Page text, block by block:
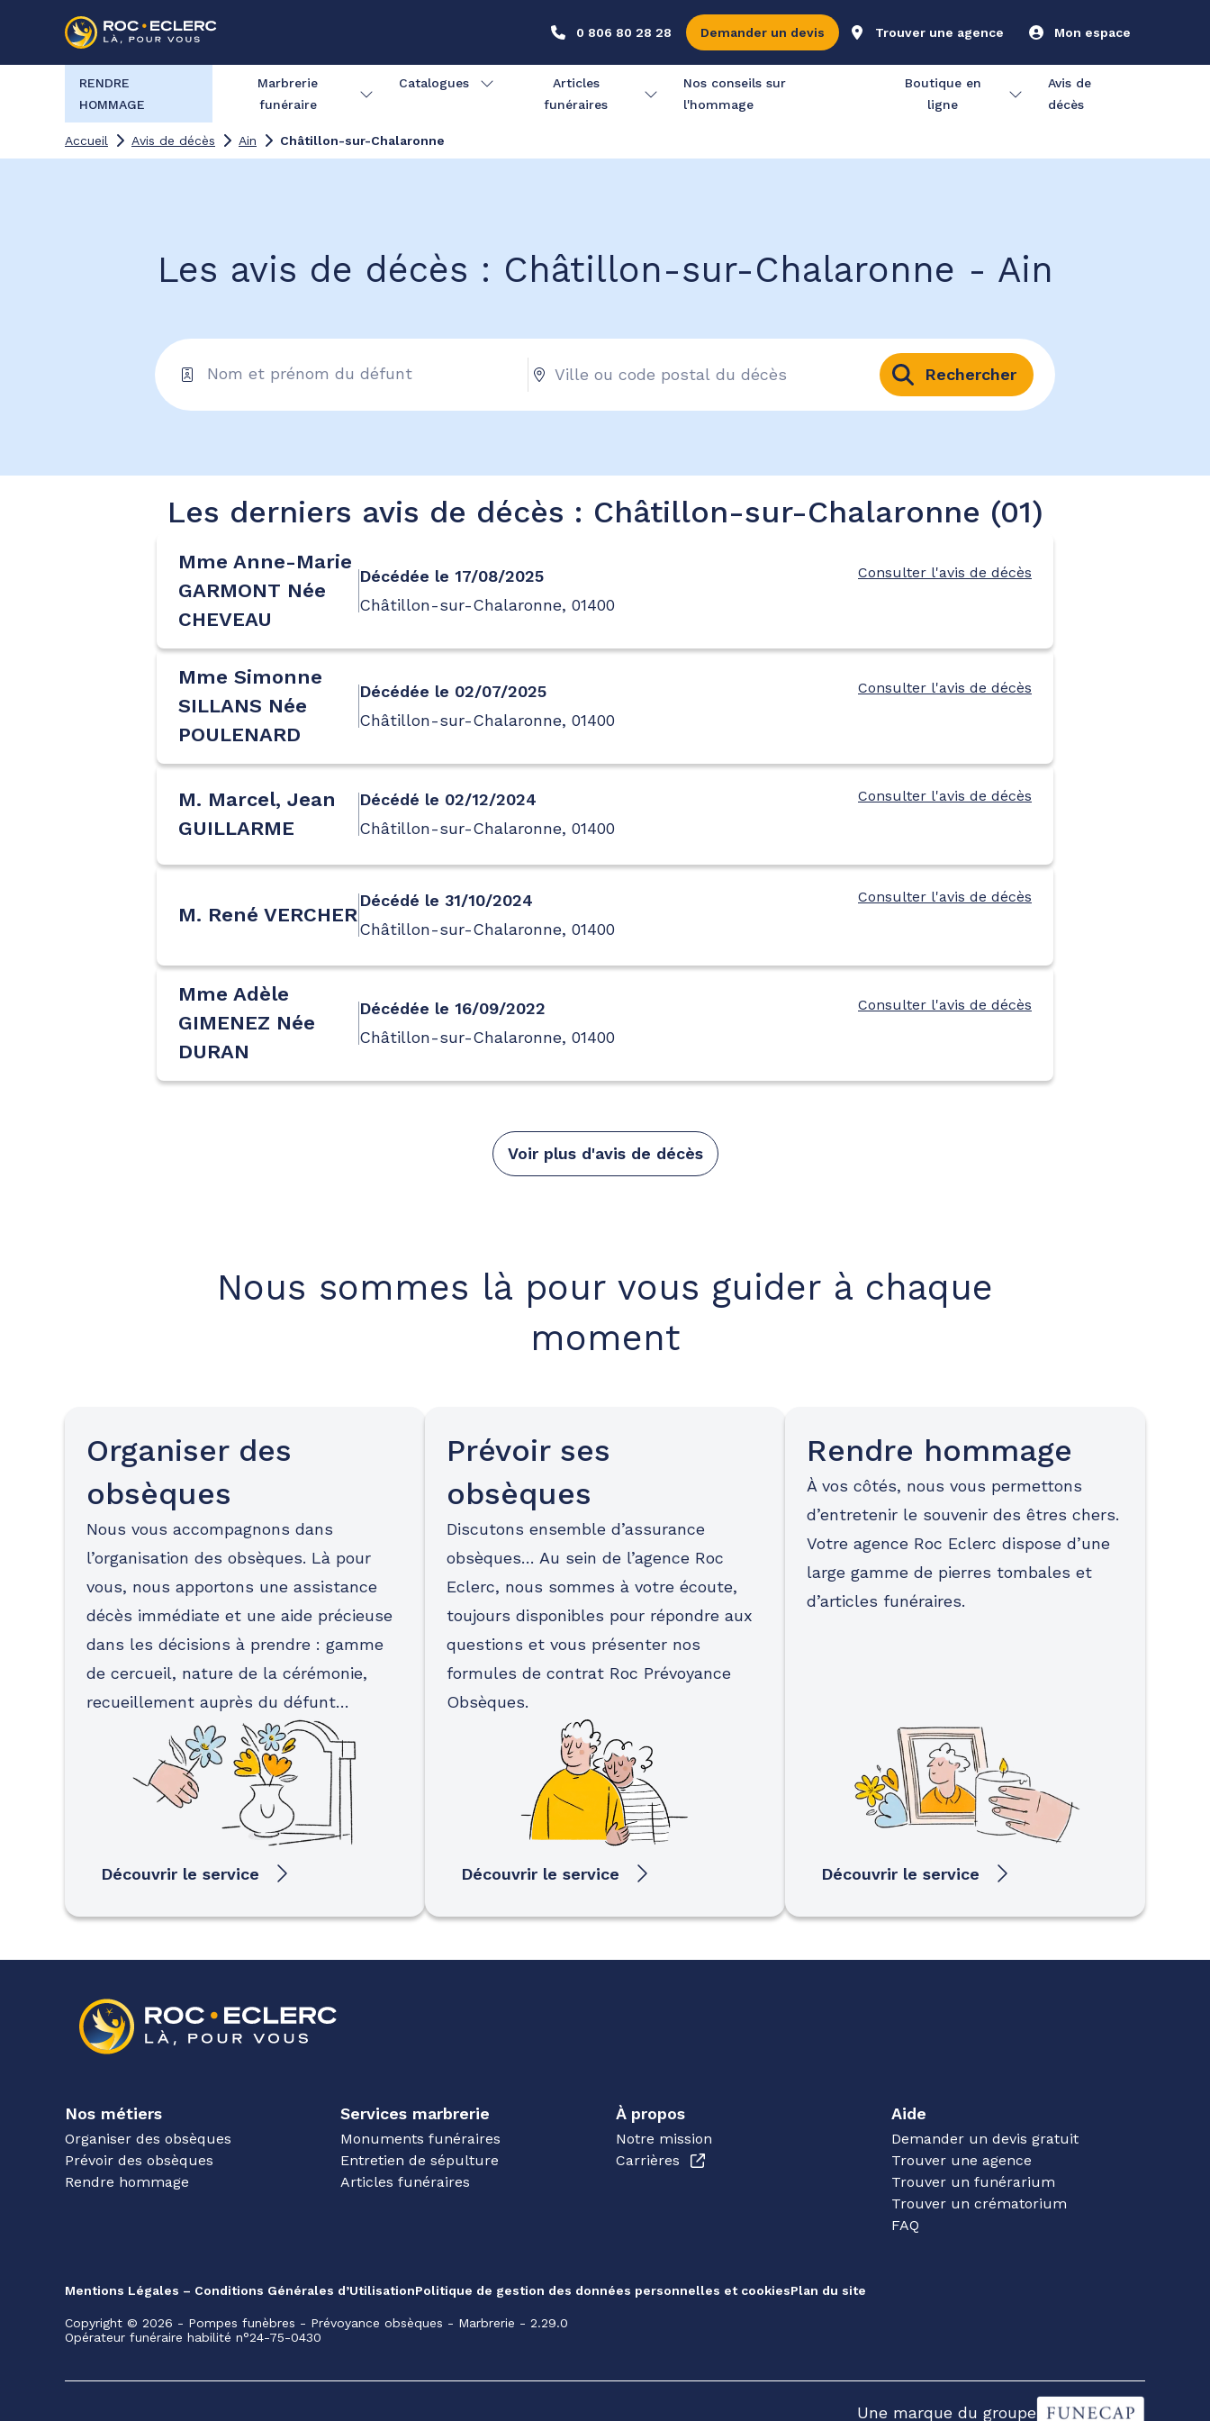
0 806 80 28 28 Demander un devis Trouver une agence Mon espace
RENDRE
HOMMAGE
Marbrerie
funéraire
Catalogues
Articles
funéraires
Nos conseils sur
l'hommage
Boutique en
ligne
Avis de
décès
Accueil Avis de décès Ain Châtillon-sur-Chalaronne
Les avis de décès : Châtillon-sur-Chalaronne - Ain
Rechercher
Les derniers avis de décès : Châtillon-sur-Chalaronne (01)
Mme Anne-Marie
GARMONT Née
CHEVEAU
Décédée le 17/08/2025
Châtillon-sur-Chalaronne, 01400
Consulter l'avis de décès
Mme Simonne
SILLANS Née
POULENARD
Décédée le 02/07/2025
Châtillon-sur-Chalaronne, 01400
Consulter l'avis de décès
M. Marcel, Jean
GUILLARME
Décédé le 02/12/2024
Châtillon-sur-Chalaronne, 01400
Consulter l'avis de décès
M. René VERCHER
Décédé le 31/10/2024
Châtillon-sur-Chalaronne, 01400
Consulter l'avis de décès
Mme Adèle
GIMENEZ Née
DURAN
Décédée le 16/09/2022
Châtillon-sur-Chalaronne, 01400
Consulter l'avis de décès
Voir plus d'avis de décès
Nous sommes là pour vous guider à chaque
moment
Organiser des
obsèques
Nous vous accompagnons dans
l’organisation des obsèques. Là pour
vous, nous apportons une assistance
décès immédiate et une aide précieuse
dans les décisions à prendre : gamme
de cercueil, nature de la cérémonie,
recueillement auprès du défunt…
Découvrir le service
Prévoir ses
obsèques
Discutons ensemble d’assurance
obsèques… Au sein de l’agence Roc
Eclerc, nous sommes à votre écoute,
toujours disponibles pour répondre aux
questions et vous présenter nos
formules de contrat Roc Prévoyance
Obsèques.
Découvrir le service
Rendre hommage
À vos côtés, nous vous permettons
d’entretenir le souvenir des êtres chers.
Votre agence Roc Eclerc dispose d’une
large gamme de pierres tombales et
d’articles funéraires.
Découvrir le service
Nos métiers
Organiser des obsèques
Prévoir des obsèques
Rendre hommage
Services marbrerie
Monuments funéraires
Entretien de sépulture
Articles funéraires
À propos
Notre mission
Carrières
Aide
Demander un devis gratuit
Trouver une agence
Trouver un funérarium
Trouver un crématorium
FAQ
Mentions Légales – Conditions Générales d’UtilisationPolitique de gestion des données personnelles et cookiesPlan du site
Copyright © 2026 - Pompes funèbres - Prévoyance obsèques - Marbrerie - 2.29.0
Opérateur funéraire habilité n°24-75-0430
Une marque du groupe